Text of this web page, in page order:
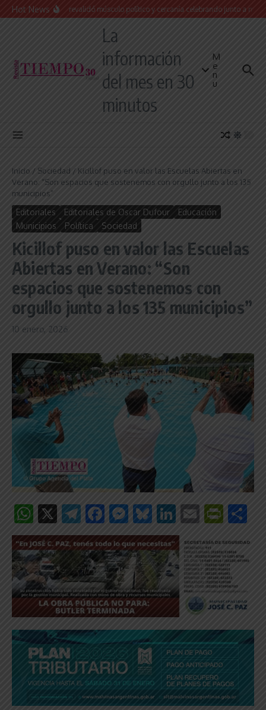
Saltar al contenido
Hot News
Leo Nardini revalidó músculo político y cercanía celebrando junto a más de
La
información
del mes en 30
minutos
M
e
n
u
Inicio / Sociedad / Kicillof puso en valor las Escuelas Abiertas en
Verano: “Son espacios que sostenemos con orgullo junto a los 135
municipios”
Editoriales Editoriales de Oscar Dufour
Educación
Municipios
Política Sociedad
Kicillof puso en valor las Escuelas
Abiertas en Verano: “Son
espacios que sostenemos con
orgullo junto a los 135 municipios”
10 enero, 2026
WhatsApp
X Telegram
Facebook
Messenger
Bluesky
LinkedIn
Email